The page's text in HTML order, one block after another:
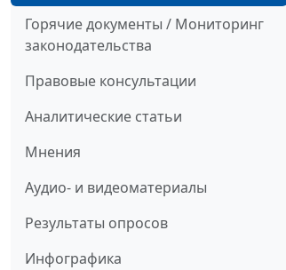
Горячие документы / Мониторинг
законодательства
Правовые консультации
Аналитические статьи
Мнения
Аудио- и видеоматериалы
Результаты опросов
Инфографика